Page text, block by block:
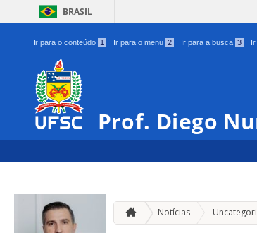
BRASIL
Ir para o conteúdo 1 Ir para o menu 2 Ir para a busca 3
Prof. Diego
Notícias